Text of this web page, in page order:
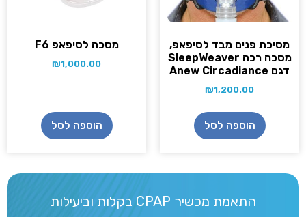
מסיכת פנים מבד לסיפאפ,
מסכה רכה SleepWeaver
דגם Anew Circadiance
₪1,200.00
הוספה לסל
מסכה לסיפאפ F6
₪1,000.00
הוספה לסל
התאמת מכשיר CPAP בקלות וביעילות